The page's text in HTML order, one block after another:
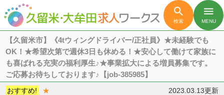

検索
menu
MENU
【久留米市】《4tウィングドライバー/正社員》★未経験でも
OK！★希望次第で週休3日も休める！★安心して働けて家族に
も喜ばれる充実の福利厚生♪★事業拡大による増員募集です。
ご応募お待ちしております♪【job-385985】
おすすめ! ★ 2023.03.13更新